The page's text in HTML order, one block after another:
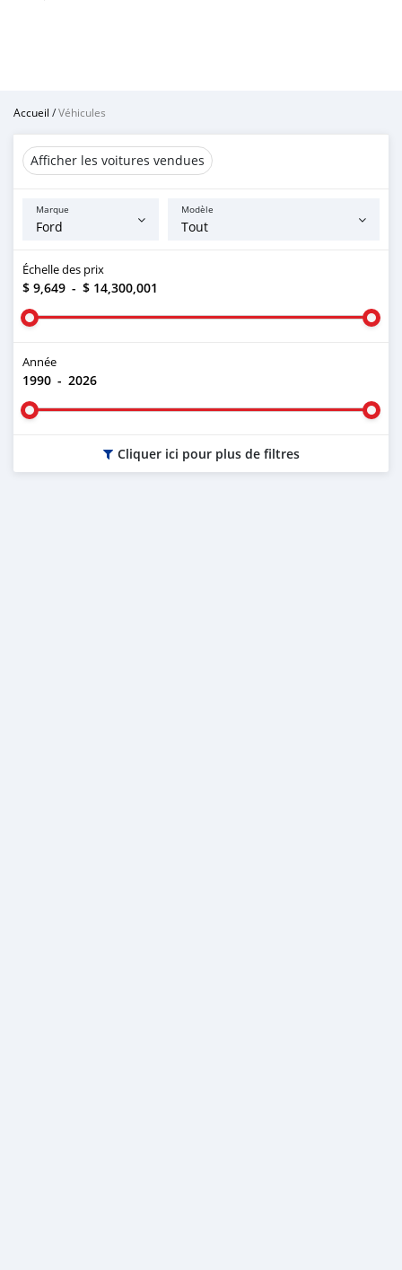
Accueil /Véhicules
Afficher les voitures vendues
Marque Modèle
Échelle des prix
$ 9,649 - $ 14,300,001
Année
1990 - 2026
Cliquer ici pour plus de filtres